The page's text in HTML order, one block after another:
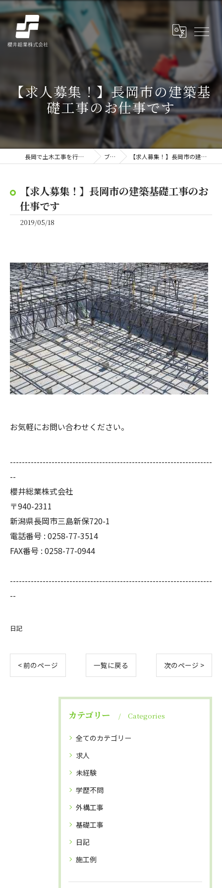
【求人募集！】長岡市の建築基
礎工事のお仕事です
長岡で土木工事を行う櫻井総業株式会社 ブログ 【求人募集！】長岡市の建築基礎工事のお仕事です
【求人募集！】長岡市の建築基礎工事のお
仕事です
2019/05/18
お気軽にお問い合わせください。
--------------------------------------------------------------------
--
櫻井総業株式会社
〒940-2311
新潟県長岡市三島新保720-1
電話番号 : 0258-77-3514
FAX番号 : 0258-77-0944
--------------------------------------------------------------------
--
日記
< 前のページ 一覧に戻る 次のページ >
カテゴリー Categories
全てのカテゴリー
求人
未経験
学歴不問
外構工事
基礎工事
日記
施工例